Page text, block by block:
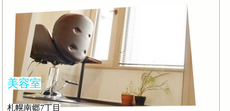
美容室
札幌南郷7丁目